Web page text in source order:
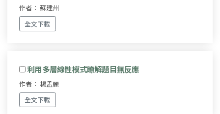
作者： 蘇建州
全文下載
利用多層線性模式瞭解題目無反應
作者： 楊孟麗
全文下載